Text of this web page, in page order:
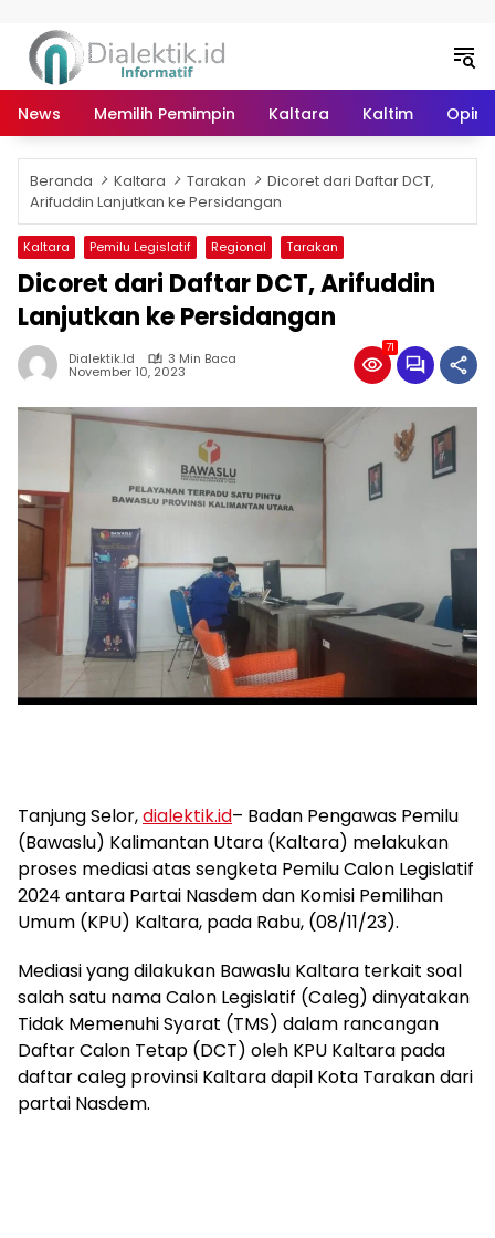
News Memilih Pemimpin Kaltara Kaltim Opini
Beranda Kaltara Tarakan
Dicoret dari Daftar DCT,
Arifuddin Lanjutkan ke Persidangan
Kaltara Pemilu Legislatif Regional Tarakan
Dicoret dari Daftar DCT, Arifuddin
Lanjutkan ke Persidangan
Dialektik.id 3 Min Baca
November 10, 2023
71
Tanjung Selor,dialektik.id– Badan Pengawas Pemilu
(Bawaslu) Kalimantan Utara (Kaltara) melakukan
proses mediasi atas sengketa Pemilu Calon Legislatif
2024 antara Partai Nasdem dan Komisi Pemilihan
Umum (KPU) Kaltara, pada Rabu, (08/11/23).
Mediasi yang dilakukan Bawaslu Kaltara terkait soal
salah satu nama Calon Legislatif (Caleg) dinyatakan
Tidak Memenuhi Syarat (TMS) dalam rancangan
Daftar Calon Tetap (DCT) oleh KPU Kaltara pada
daftar caleg provinsi Kaltara dapil Kota Tarakan dari
partai Nasdem.